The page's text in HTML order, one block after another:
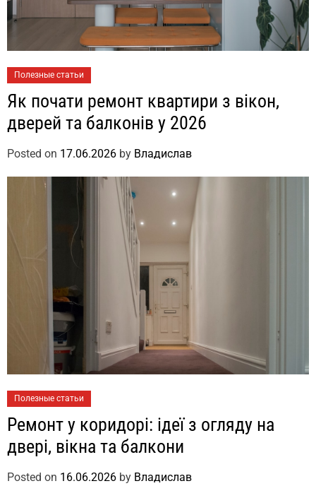
Полезные статьи
Як почати ремонт квартири з вікон,
дверей та балконів у 2026
Posted on 17.06.2026 by Владислав
Полезные статьи
Ремонт у коридорі: ідеї з огляду на
двері, вікна та балкони
Posted on 16.06.2026 by Владислав